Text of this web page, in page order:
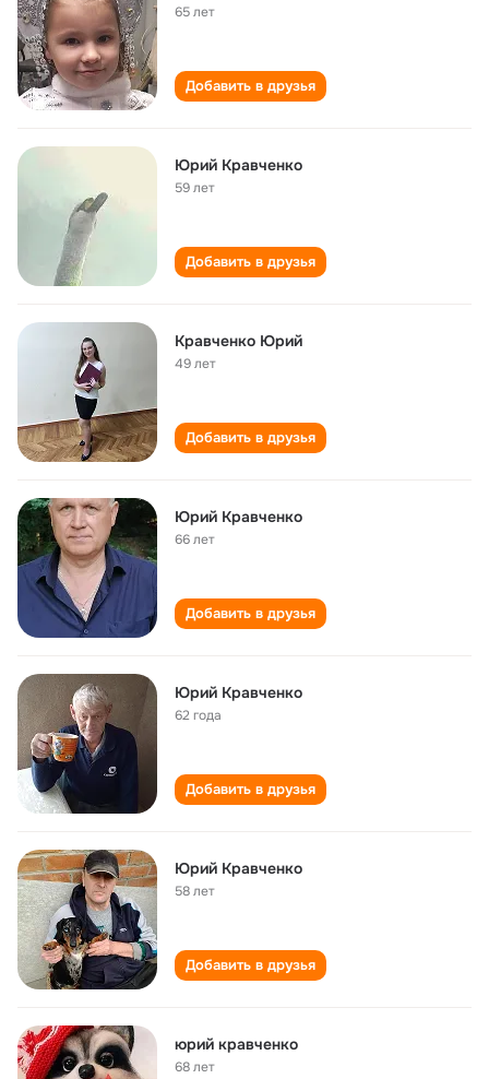
65 лет
Добавить в друзья
Юрий Кравченко
59 лет
Добавить в друзья
Кравченко Юрий
49 лет
Добавить в друзья
Юрий Кравченко
66 лет
Добавить в друзья
Юрий Кравченко
62 года
Добавить в друзья
Юрий Кравченко
58 лет
Добавить в друзья
юрий кравченко
68 лет